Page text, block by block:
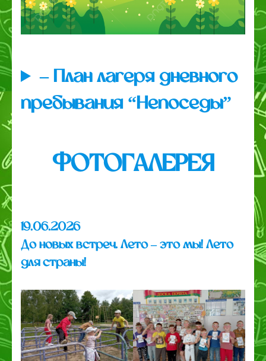
– План лагеря дневного
пребывания “Непоседы”
ФОТОГАЛЕРЕЯ
19.06.2026
До новых встреч. Лето – это мы! Лето
для страны!